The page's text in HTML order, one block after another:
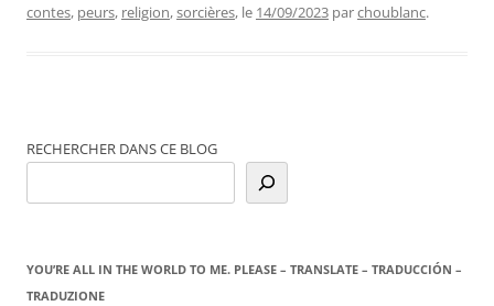
contes, peurs, religion,sorcières, le 14/09/2023 parchoublanc.
RECHERCHER DANS CE BLOG
YOU’RE ALL IN THE WORLD TO ME. PLEASE – TRANSLATE – TRADUCCIÓN –
TRADUZIONE